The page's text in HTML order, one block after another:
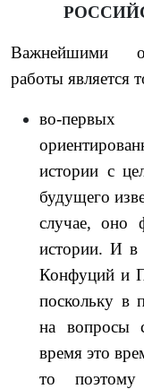
Важнейшими
работы является
во-
истории с
будущего
случае, оно
истории. И в
Конфуций и
поскольку в
на вопросы
время это
то поэтому